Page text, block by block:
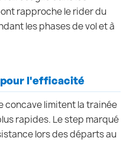
rapproche le rider du
les phases de vol et à
pour l'efficacité
concave limitent la trainée
rapides. Le step marqué
lors des départs au